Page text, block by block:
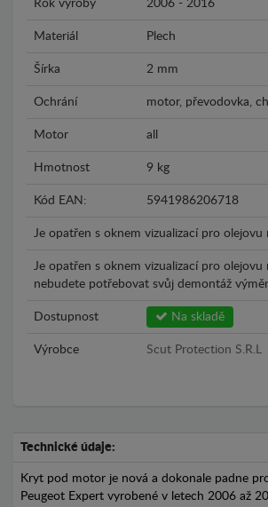
Rok výroby 2006 - 2016
Materiál Plech
Šírka 2 mm
Ochrání motor, převodovka,
Motor all
Hmotnost 9 kg
Kód EAN: 5941986206718
Je opatřen s oknem vizualizací pro olejovu
Je opatřen s oknem vizualizací pro olejovu
nebudete potřebovat svůj demontáž
Dostupnost Na skladě
Výrobce Scut Protection S.R.L
Technické údaje:
Kryt pod motor je nová a dokonale padne
Peugeot Expert vyrobené v letech 2006 až